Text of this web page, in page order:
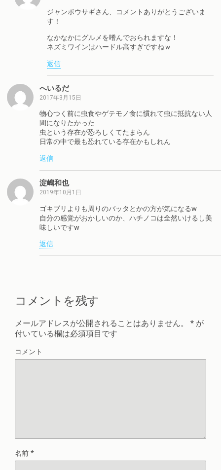
ジャンボウサギさん、コメントありがとうございま
す！
なかなかにグルメを嗜んでおられますな！
ネズミワインはハードル高すぎですねｗ
返信
へいるだ
2017年3月15日
物心つく前に虫食やゲテモノ食に慣れて虫に抵抗ない人
間になりたかった
虫という存在が恐ろしくてたまらん
日常の中で最も恐れている存在かもしれん
返信
淀嶋和也
2019年10月1日
ゴキブリよりも周りのバッタとかの方が気になる‪w
自分の感覚がおかしいのか、ハチノコは全然いけるし美
味しいです‪w
返信
コメントを残す
メールアドレスが公開されることはありません。 * が
付いている欄は必須項目です
コメント
名前 *